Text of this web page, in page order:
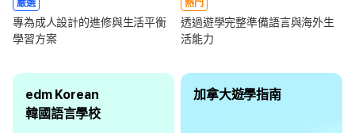
嚴選
專為成人設計的進修與生活平衡
學習方案
熱門
透過遊學完整準備語言與海外生
活能力
edm Korean
韓國語言學校
加拿大遊學指南